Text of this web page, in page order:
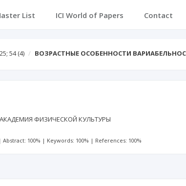
List ICI World of Papers Contact
54(4) ВОЗРАСТНЫЕ ОСОБЕННОСТИ
ФИЗИЧЕСКОЙ КУЛЬТУРЫ
|Abstract: 100% | Keywords: 100% | References: 100%